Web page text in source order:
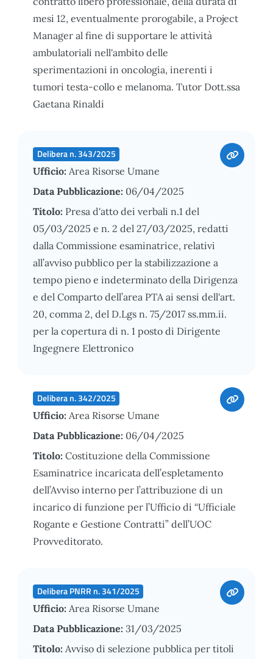
mesi 12, eventualmente prorogabile, a Project
Manager al fine di supportare le attività
ambulatoriali nell'ambito delle
sperimentazioni in oncologia, inerenti i
tumori testa-collo e melanoma. Tutor Dott.ssa
Gaetana Rinaldi
Delibera n. 343/2025
Ufficio: Area Risorse Umane
Data Pubblicazione: 06/04/2025
Titolo: Presa d'atto dei verbali n.1 del
05/03/2025 e n. 2 del 27/03/2025, redatti
dalla Commissione esaminatrice, relativi
all’avviso pubblico per la stabilizzazione a
tempo pieno e indeterminato della Dirigenza
e del Comparto dell’area PTA ai sensi dell'art.
20, comma 2, del D.Lgs n. 75/2017 ss.mm.ii.
per la copertura di n. 1 posto di Dirigente
Ingegnere Elettronico
Delibera n. 342/2025
Ufficio: Area Risorse Umane
Data Pubblicazione: 06/04/2025
Titolo: Costituzione della Commissione
Esaminatrice incaricata dell’espletamento
dell’Avviso interno per l’attribuzione di un
incarico di funzione per l’Ufficio di “Ufficiale
Rogante e Gestione Contratti” dell’UOC
Provveditorato.
Delibera PNRR n. 341/2025
Ufficio: Area Risorse Umane
Data Pubblicazione: 31/03/2025
Titolo: Avviso di selezione pubblica per titoli